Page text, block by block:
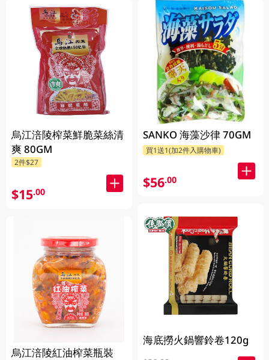
烏江涪陵榨菜鮮脆菜絲清
爽 80GM
2件$27
$15.00
烏江涪陵紅油榨菜瓶裝
SANKO 海藻沙律 70GM
買1送1(加2件入購物車)
$56.00
海底撈火鍋響鈴卷120g